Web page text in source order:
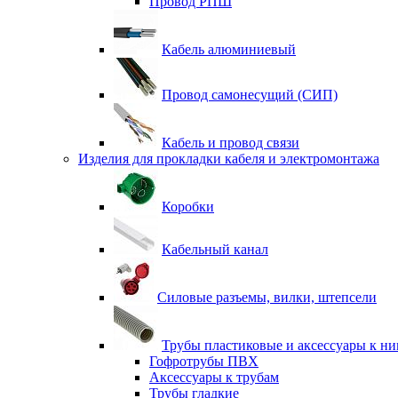
Кабель алюминиевый
Провод самонесущий (СИП)
Кабель и провод связи
Изделия для прокладки кабеля и электромонтажа
Коробки
Кабельный канал
Силовые разъемы, вилки, штепсели
Трубы пластиковые и аксессуары к
Гофротрубы ПВХ
Аксессуары к трубам
Трубы гладкие